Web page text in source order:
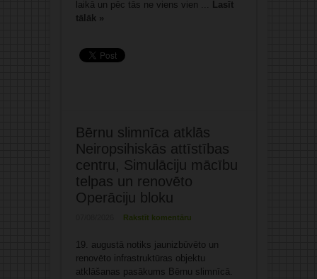
laikā un pēc tās ne viens vien ... Lasīt
tālāk »
Bērnu slimnīca atklās
Neiropsihiskās attīstības
centru, Simulāciju mācību
telpas un renovēto
Operāciju bloku
Rakstīt komentāru
19. augustā notiks jaunizbūvēto un
renovēto infrastruktūras objektu
atklāšanas pasākums Bērnu slimnīcā.